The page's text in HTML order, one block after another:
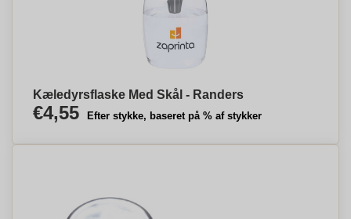
Kæledyrsflaske Med Skål - Randers
€4,55 Efter stykke, baseret på % af stykker